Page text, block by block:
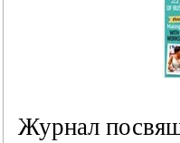
Журнал